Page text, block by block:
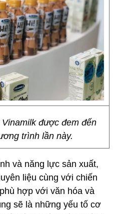
được đem đến
trình lần này.
và năng lực sản xuất,
liệu cùng với chiến
hợp với văn hóa và
sẽ là những yếu tố cơ